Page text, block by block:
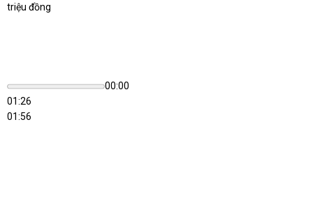
triệu đồng
00:00
01:26
01:56